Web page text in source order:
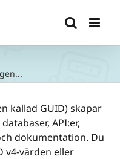
kallad GUID) skapar
API:er,
dokumentation. Du
v4-värden eller